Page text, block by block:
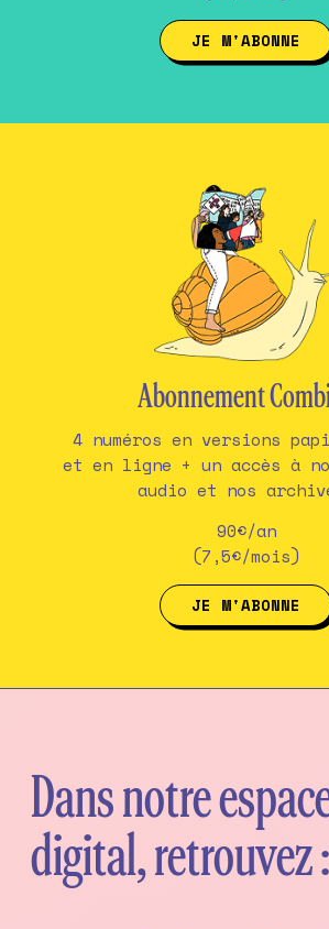
JE M'ABONNE
Abonnement
4 numéros en versions
et en ligne + un accès à
audio et nos
90€/an
(7,5€/mois)
JE M'ABONNE
Dans notre
digital, retrouvez :